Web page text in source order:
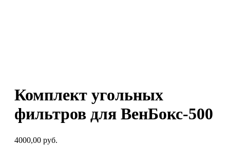
Комплект угольных
фильтров для ВенБокс-500
4000,00 руб.